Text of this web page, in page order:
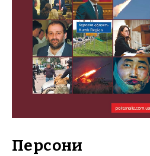
Персони